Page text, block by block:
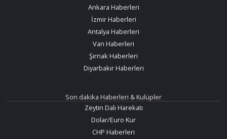
Ankara Haberleri
İzmir Haberleri
Antalya Haberleri
Van Haberleri
Şırnak Haberleri
Diyarbakır Haberleri
Son dakika Haberleri & Kulüpler
Zeytin Dalı Harekatı
Dolar/Euro Kur
CHP Haberleri